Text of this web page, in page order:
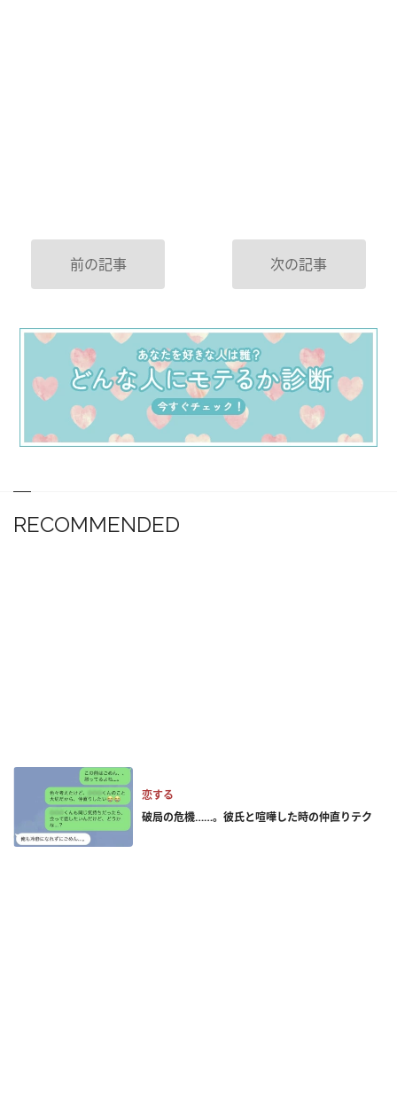
前の記事 次の記事
RECOMMENDED
恋する
破局の危機……。彼氏と喧嘩した時の仲直りテク